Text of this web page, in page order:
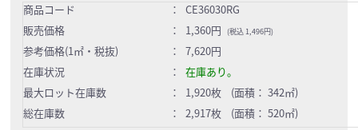
商品コード ：
CE36030RG
販売価格
： 1,360円 (税込 1,496円)
参考価格(1㎡・税抜) ：
7,620円
在庫状況
：
在庫あり。
最大ロット在庫数
：
1,920枚 (面積： 342㎡)
総在庫数
：
2,917枚 (面積： 520㎡)